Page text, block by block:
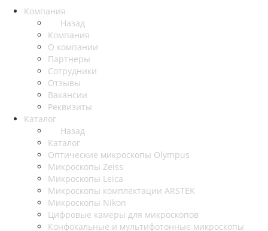
Компания
Назад
Компания
О компании
Партнеры
Сотрудники
Отзывы
Вакансии
Реквизиты
Каталог
Назад
Каталог
Оптические микроскопы Olympus
Микроскопы Zeiss
Микроскопы Leica
Микроскопы комплектации ARSTEK
Микроскопы Nikon
Цифровые камеры для микроскопов
Конфокальные и мультифотонные микроскопы